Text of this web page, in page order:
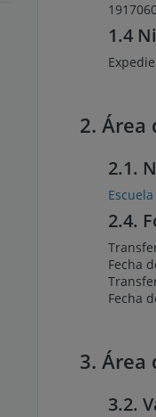
1.4
2. Área
2.1.
2.4.
Fecha
Fecha
3. Área
3.2.